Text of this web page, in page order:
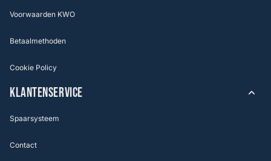
Voorwaarden KWO
Betaalmethoden
Cookie Policy
KLANTENSERVICE
Spaarsysteem
Contact